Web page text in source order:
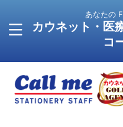
あなたの
カウネット・医
コ